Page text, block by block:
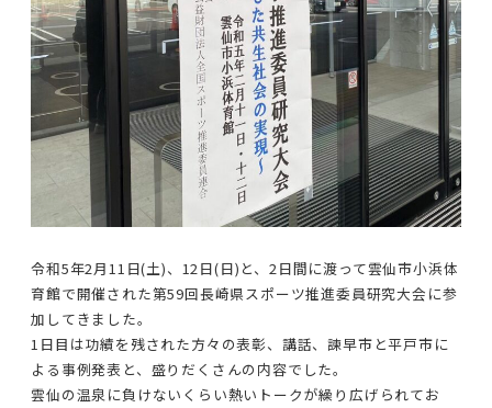
令和5年2月11日(土)、12日(日)と、2日間に渡って雲仙市小浜体
育館で開催された第59回長崎県スポーツ推進委員研究大会に参
加してきました。
1日目は功績を残された方々の表彰、講話、諫早市と平戸市に
よる事例発表と、盛りだくさんの内容でした。
雲仙の温泉に負けないくらい熱いトークが繰り広げられてお